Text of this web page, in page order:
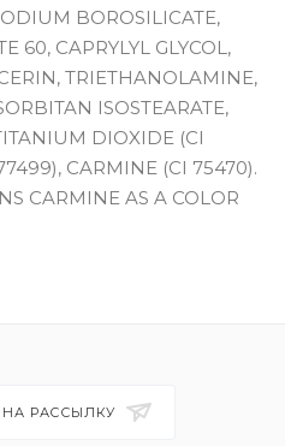
BOROSILICATE,
60, CAPRYLYL GLYCOL,
TRIETHANOLAMINE,
ISOSTEARATE,
DIOXIDE (CI
CARMINE (CI 75470).
CARMINE AS A COLOR
РАССЫЛКУ